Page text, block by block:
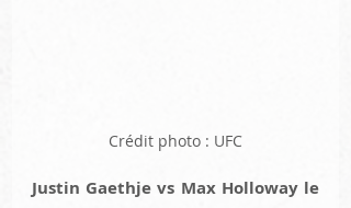
Crédit photo : UFC
Justin Gaethje vs Max Holloway le